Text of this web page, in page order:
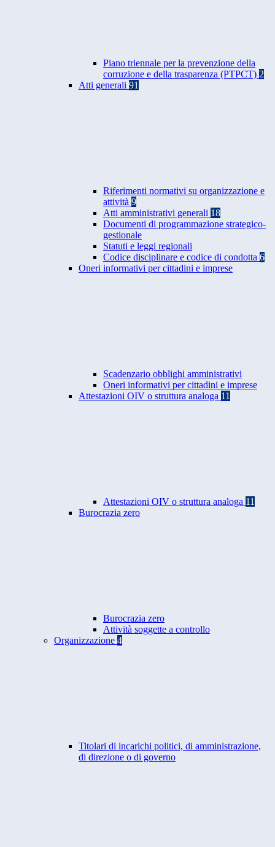
Piano triennale per la prevenzione della
corruzione e della trasparenza (PTPCT) 2
Atti generali 91
Riferimenti normativi su organizzazione e
attività 9
Atti amministrativi generali 18
Documenti di programmazione strategico-
gestionale
Statuti e leggi regionali
Codice disciplinare e codice di condotta 6
Oneri informativi per cittadini e imprese
Scadenzario obblighi amministrativi
Oneri informativi per cittadini e imprese
Attestazioni OIV o struttura analoga 11
Attestazioni OIV o struttura analoga 11
Burocrazia zero
Burocrazia zero
Attività soggette a controllo
Organizzazione 4
Titolari di incarichi politici, di amministrazione,
di direzione o di governo